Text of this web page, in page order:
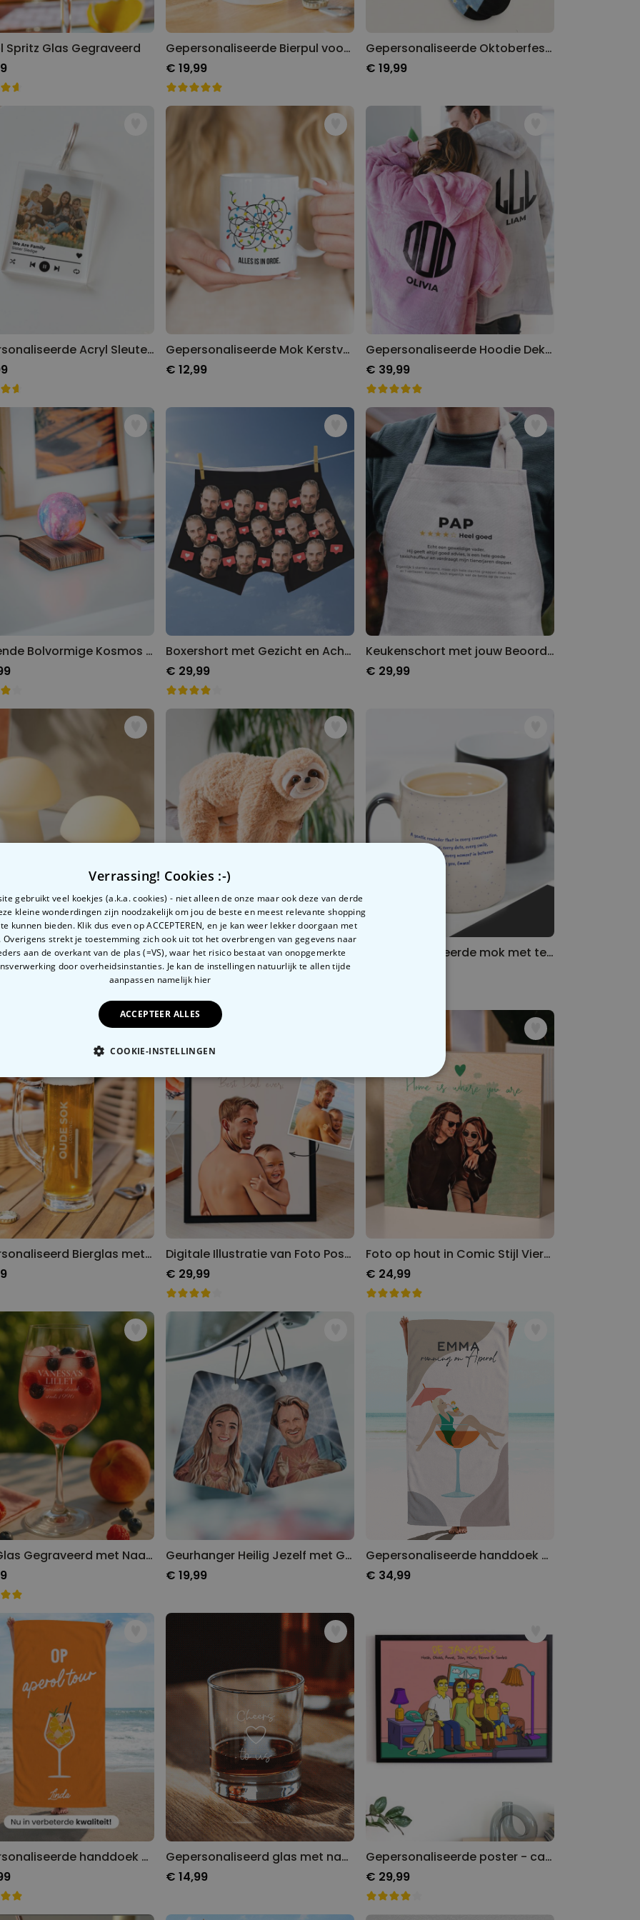
Spritz Glas Gegraveerd
Gepersonaliseerde Bierpul voor 't Oktoberfest
€ 19,99
Gepersonaliseerde Oktoberfest Sokken
€ 19,99
Gepersonaliseerde Acryl Sleutelhanger met Foto en Songtitel
Gepersonaliseerde Mok Kerstverlichting met Tekst
€ 12,99
Gepersonaliseerde Hoodie Deken met Monogram
€ 39,99
Zwevende Bolvormige Kosmos Lamp
Boxershort met Gezicht en Achtergronden
€ 29,99
Keukenschort met jouw Beoordeling Gepersonaliseerd
€ 29,99
Lamp
Reuze Luiaard Kussen
€ 34,99
Gepersonaliseerde mok met tekst
Gepersonaliseerd Bierglas met Naam Loading
Digitale Illustratie van Foto Poster
€ 29,99
Foto op hout in Comic Stijl Vierkant
€ 24,99
Lillet Glas Gegraveerd met Naam
Geurhanger Heilig Jezelf met Gezicht Gepersonaliseerd set van 2
€ 19,99
Gepersonaliseerde handdoek met cocktailglas illustratie
€ 34,99
Gepersonaliseerde handdoek met drankjes en tekst
Gepersonaliseerd glas met naam en symbool
€ 14,99
Gepersonaliseerde poster - cartoon familie illustratie
€ 29,99
Verrassing! Cookies :-)
gebruikt veel koekjes (a.k.a. cookies) - niet alleen de onze maar ook deze van derde
kleine wonderdingen zijn noodzakelijk om jou de beste en meest relevante shopping
kunnen bieden. Klik dus even op ACCEPTEREN, en je kan weer lekker doorgaan met
Overigens strekt je toestemming zich ook uit tot het overbrengen van gegevens naar
aan de overkant van de plas (=VS), waar het risico bestaat van onopgemerkte
door overheidsinstanties. Je kan de instellingen natuurlijk te allen tijde
aanpassen namelijk hier
ACCEPTEER ALLES
COOKIE-INSTELLINGEN
PERFORMANCE MARKETING OVERIGE